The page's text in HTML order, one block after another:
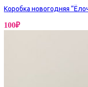
Коробка новогодняя
100₽